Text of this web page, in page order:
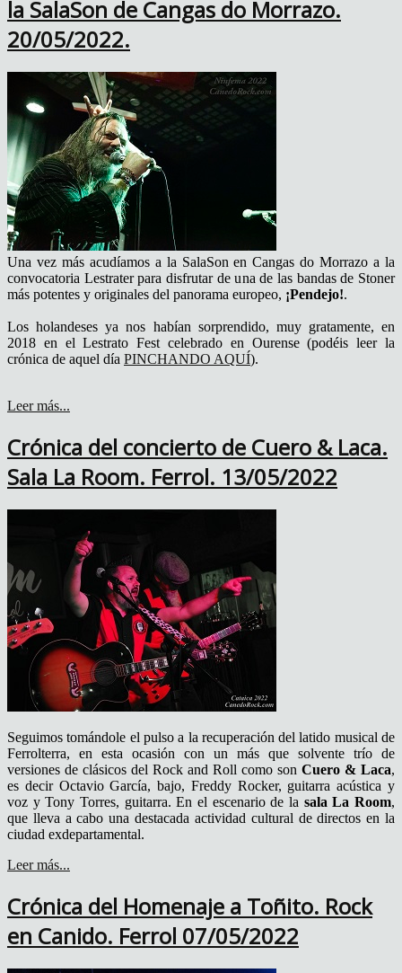
la SalaSon de Cangas do Morrazo.
20/05/2022.
Una vez más acudíamos a la SalaSon en Cangas do Morrazo a la
convocatoria Lestrater para disfrutar de una de las bandas de Stoner
más potentes y originales del panorama europeo, ¡Pendejo!.
Los holandeses ya nos habían sorprendido, muy gratamente, en
2018 en el Lestrato Fest celebrado en Ourense (podéis leer la
crónica de aquel día PINCHANDO AQUÍ).
Leer más...
Crónica del concierto de Cuero & Laca.
Sala La Room. Ferrol. 13/05/2022
Seguimos tomándole el pulso a la recuperación del latido musical de
Ferrolterra, en esta ocasión con un más que solvente trío de
versiones de clásicos del Rock and Roll como son Cuero & Laca,
es decir Octavio García, bajo, Freddy Rocker, guitarra acústica y
voz y Tony Torres, guitarra. En el escenario de la sala La Room,
que lleva a cabo una destacada actividad cultural de directos en la
ciudad exdepartamental.
Leer más...
Crónica del Homenaje a Toñito. Rock
en Canido. Ferrol 07/05/2022